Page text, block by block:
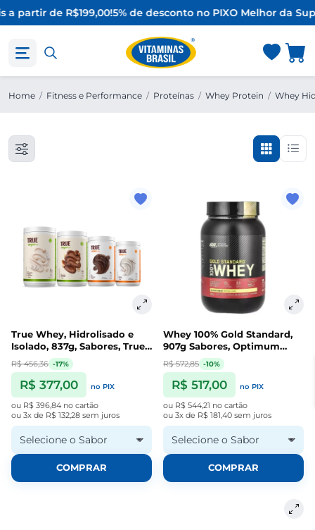
a partir de R$199,00!5% de desconto no PIXO Melhor da
Home / Fitness e Performance / Proteínas / Whey Protein / Whey
True Whey, Hidrolisado e
Isolado, 837g, Sabores, True
Source
R$ 456,36 -17%
R$ 377,00 no PIX
ou R$ 396,84 no cartão
ou 3x de R$ 132,28 sem juros
Selecione o Sabor
COMPRAR
Whey 100% Gold Standard,
907g Sabores, Optimum
Nutrition
R$ 572,85 -10%
R$ 517,00 no PIX
ou R$ 544,21 no cartão
ou 3x de R$ 181,40 sem juros
Selecione o Sabor
COMPRAR